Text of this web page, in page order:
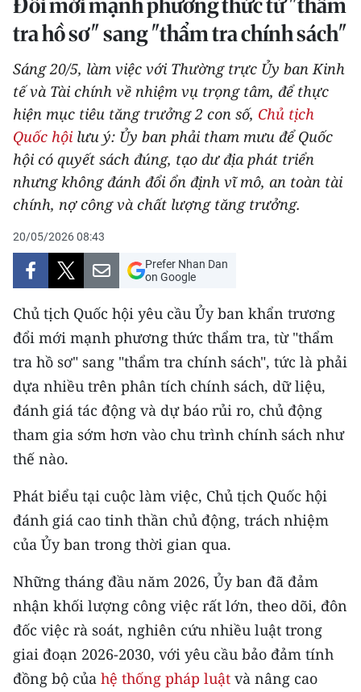
THỂ THAO
GIÁO DỤC
Y TẾ
KHOA HỌC - CÔNG NGHỆ
MÔI TRƯỜNG
BẠN ĐỌC
KIỂM CHỨNG THÔNG TIN
TRI THỨC CHUYÊN SÂU
54 DÂN TỘC VIỆT NAM
CHƯƠNG TRÌNH OCOP - MỖI XÃ
MỘT SẢN PHẨM
RADIO
E-Magazine
Video
Media Chính trị
Media Kinh tế
Media Văn hóa
tra hồ sơ" sang "thẩm tra chính sách"
Sáng 20/5, làm việc với Thường trực Ủy ban Kinh
tế và Tài chính về nhiệm vụ trọng tâm, để thực
hiện mục tiêu tăng trưởng 2 con số, Chủ tịch
Quốc hội lưu ý: Ủy ban phải tham mưu để Quốc
hội có quyết sách đúng, tạo dư địa phát triển
nhưng không đánh đổi ổn định vĩ mô, an toàn tài
chính, nợ công và chất lượng tăng trưởng.
20/05/2026 08:43
Prefer Nhan Dan
on Google
Chủ tịch Quốc hội yêu cầu Ủy ban khẩn trương
đổi mới mạnh phương thức thẩm tra, từ "thẩm
tra hồ sơ" sang "thẩm tra chính sách", tức là phải
dựa nhiều trên phân tích chính sách, dữ liệu,
đánh giá tác động và dự báo rủi ro, chủ động
tham gia sớm hơn vào chu trình chính sách như
thế nào.
Phát biểu tại cuộc làm việc, Chủ tịch Quốc hội
đánh giá cao tinh thần chủ động, trách nhiệm
của Ủy ban trong thời gian qua.
Những tháng đầu năm 2026, Ủy ban đã đảm
nhận khối lượng công việc rất lớn, theo dõi, đôn
đốc việc rà soát, nghiên cứu nhiều luật trong
giai đoạn 2026-2030, với yêu cầu bảo đảm tính
đồng bộ của hệ thống pháp luật và nâng cao